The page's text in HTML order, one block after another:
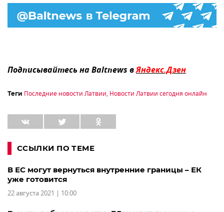
Подписывайтесь на Baltnews вЯндекс.Дзен
Теги Последние новости Латвии, Новости Латвии сегодня онлайн
ССЫЛКИ ПО ТЕМЕ
В ЕС могут вернуться внутренние границы – ЕК
уже готовится
22 августа 2021 | 10:00